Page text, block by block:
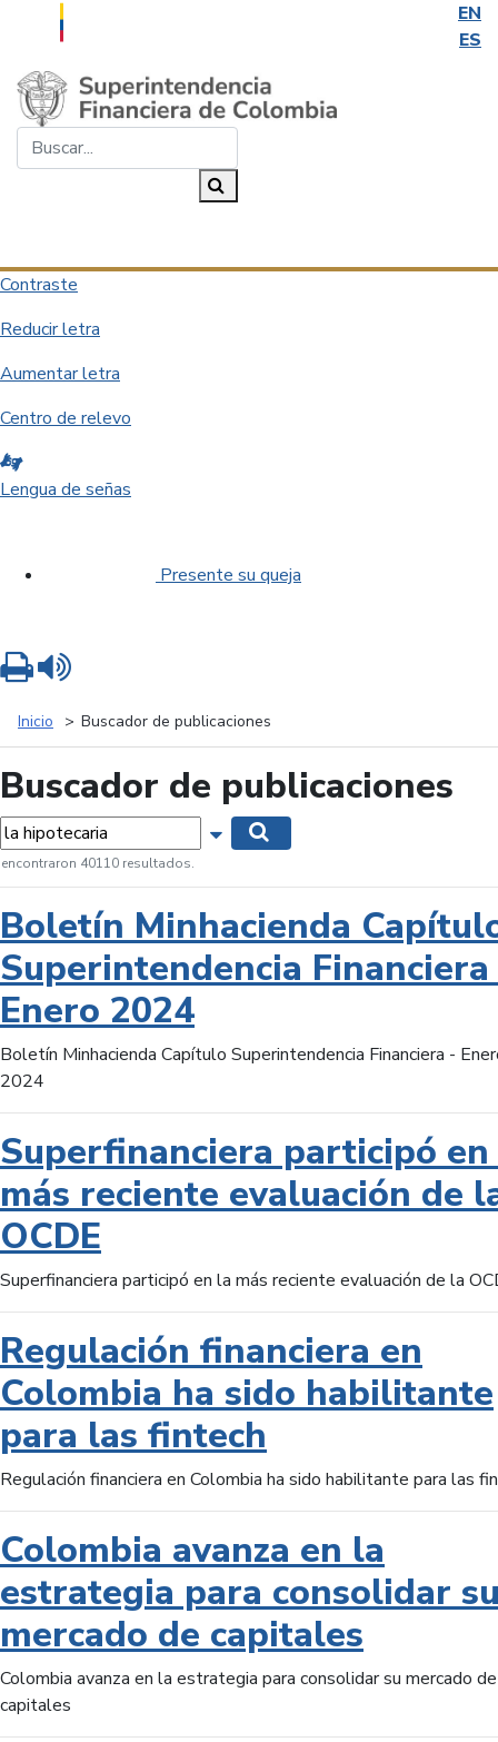
EN
ES
Saltar al contenido principal
Contraste
Reducir letra
Aumentar letra
Centro de relevo
Lengua de señas
Presente su queja
Inicio Buscador de publicaciones
Buscador de publicaciones
Mostrar opciones de búsqueda
encontraron 40110 resultados.
Boletín Minhacienda
Superintendencia
Enero 2024
Boletín Minhacienda Capítulo Superintendencia Financiera -
2024
Superfinanciera participó
más reciente evaluación de
OCDE
Superfinanciera participó en la más reciente evaluación de la
Regulación financiera en
Colombia ha sido habilitante
para las fintech
Regulación financiera en Colombia ha sido habilitante para las
Colombia avanza en la
estrategia para consolidar
mercado de capitales
Colombia avanza en la estrategia para consolidar su mercado de
capitales
Imprimir